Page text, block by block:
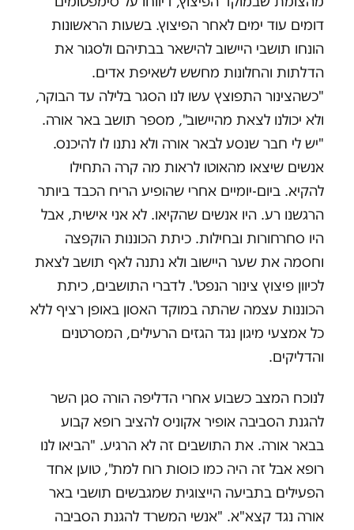
דומים עוד ימים לאחר הפיצוץ. בשעות הראשונות
הונחו תושבי היישוב להישאר בבתיהם ולסגור את
הדלתות והחלונות מחשש לשאיפת אדים.
"כשהצינור התפוצץ עשו לנו הסגר בלילה עד הבוקר,
ולא יכולנו לצאת מהיישוב", מספר תושב באר אורה.
"יש לי חבר שנסע לבאר אורה ולא נתנו לו להיכנס.
אנשים שיצאו מהאוטו לראות מה קרה התחילו
להקיא. ביום-יומיים אחרי שהופיע הריח הכבד ביותר
הרגשנו רע. היו אנשים שהקיאו. לא אני אישית, אבל
היו סחרחורות ובחילות. כיתת הכוננות הוקפצה
וחסמה את שער היישוב ולא נתנה לאף תושב לצאת
לכיוון פיצוץ צינור הנפט". לדברי התושבים, כיתת
הכוננות עצמה שהתה במוקד האסון באופן רציף ללא
כל אמצעי מיגון נגד הגזים הרעילים, המסרטנים
והדליקים.
לנוכח המצב כשבוע אחרי הדליפה הורה סגן השר
להגנת הסביבה אופיר אקוניס להציב רופא קבוע
בבאר אורה. את התושבים זה לא הרגיע. "הביאו לנו
רופא אבל זה היה כמו כוסות רוח למת", טוען אחד
הפעילים בתביעה הייצוגית שמגבשים תושבי באר
אורה נגד קצא"א. "אנשי המשרד להגנת הסביבה